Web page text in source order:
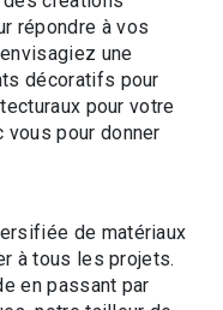
répondre à vos
une
décoratifs pour
pour votre
vous pour donner
de matériaux
à tous les projets.
en passant par